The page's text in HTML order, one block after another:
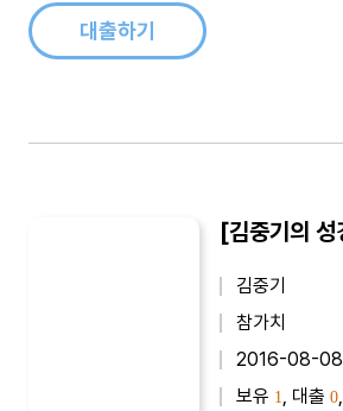
움을 준다...대출하기
김중기
참가치
2016-08-08
보유 1 , 대출 0